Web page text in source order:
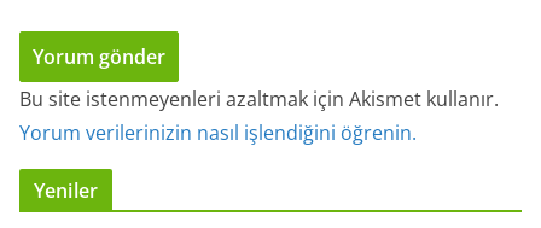
Bu site istenmeyenleri azaltmak için Akismet kullanır.
Yorum verilerinizin nasıl işlendiğini öğrenin.
Yeniler